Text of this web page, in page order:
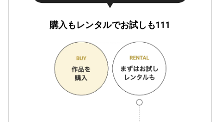
購入もレンタルでお試しも111